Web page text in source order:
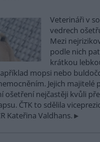
Veterináři v
vedrech
Mezi
podle nich
krátkou
mopsi nebo
Jejich majitelé
ošetření nejčastěji kvůli
ČTK to sdělila
Kateřina Valdhans.